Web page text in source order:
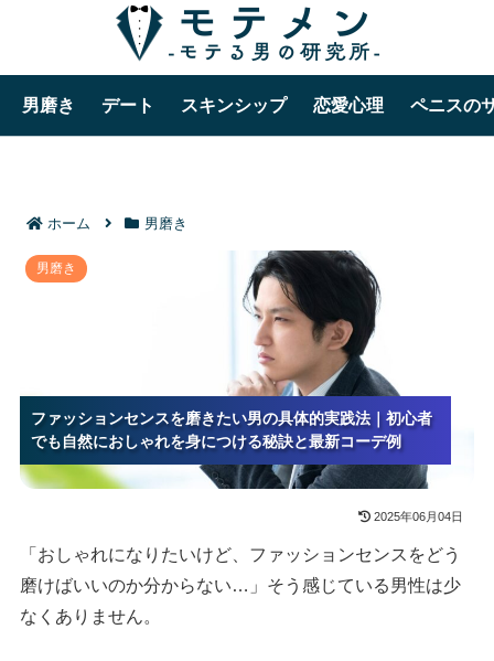
男磨き デート スキンシップ 恋愛心理 ペニスの
ホーム 男磨き
ファッションセンスを磨きたい男の具体的実践法｜初
心者でも自然におしゃれを身につける秘訣と最新コー
デ例
ファッションセンスを磨きたい男の具体的実践法｜初心者
でも自然におしゃれを身につける秘訣と最新コーデ例
ファッションセンスを磨きたい男の具体的実践法｜初心者
でも自然におしゃれを身につける秘訣と最新コーデ例
ファッションセンスを磨きたい男の具体的実践法｜初心者
でも自然におしゃれを身につける秘訣と最新コーデ例
男磨き
2025年06月04日
「おしゃれになりたいけど、ファッションセンスをどう
磨けばいいのか分からない…」そう感じている男性は少
なくありません。